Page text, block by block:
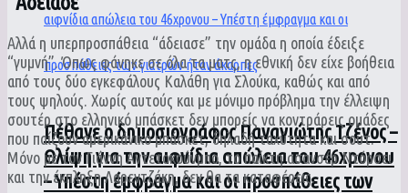
Πέθανε ο δημοσιογράφος Παναγιώτης Τζένος –
Θλίψη για την αιφνίδια απώλεια του 46χρονου
– Υπέστη έμφραγμα και οι προσπάθειες των
Αλλά η υπερπροσπάθεια “άδειασε” την ομάδα η οποία έδειξε
“γυμνή”. Όπως φάνηκε σε όλα τα ματς, η εθνική δεν είχε βοήθεια
από τους δύο εγκεφάλους Καλάθη για Σλούκα, καθώς και από
τους ψηλούς. Χωρίς αυτούς και με μόνιμο πρόβλημα την έλλειψη
σουτέρ στο ελληνικό μπάσκετ δεν μπορείς να κοντράρεις ομάδες
που παίζουν αμερικάνικο μπάσκετ, δηλαδή ταχύτητα και σουτ.
Μόνο με τον Γιάννη Αντετοκούνμπο, το παίκτη ασανσέρ Ντόρσει
και την έκπληξη Λαρεντζάκη, δεν θα τα καταφέρεις.